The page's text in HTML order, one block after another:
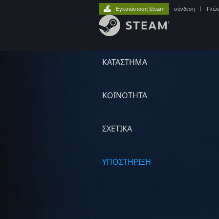
ΚΑΤΑΣΤΗΜΑ
ΚΟΙΝΟΤΗΤΑ
ΣΧΕΤΙΚΆ
ΥΠΟΣΤΗΡΙΞΗ
Εγκατάσταση Steam σύνδεση